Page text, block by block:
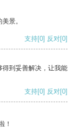
景。
支持[0] 反对[0]
到妥善解决，让我能
支持[0] 反对[0]
！